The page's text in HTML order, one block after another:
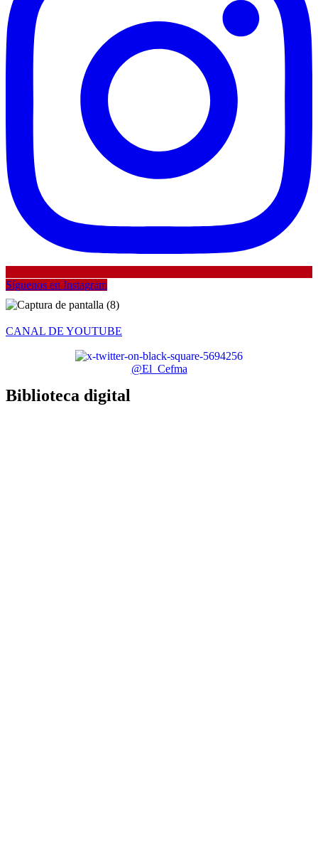
Síguenos en Instagram
CANAL DE YOUTUBE
@El_Cefma
Biblioteca digital